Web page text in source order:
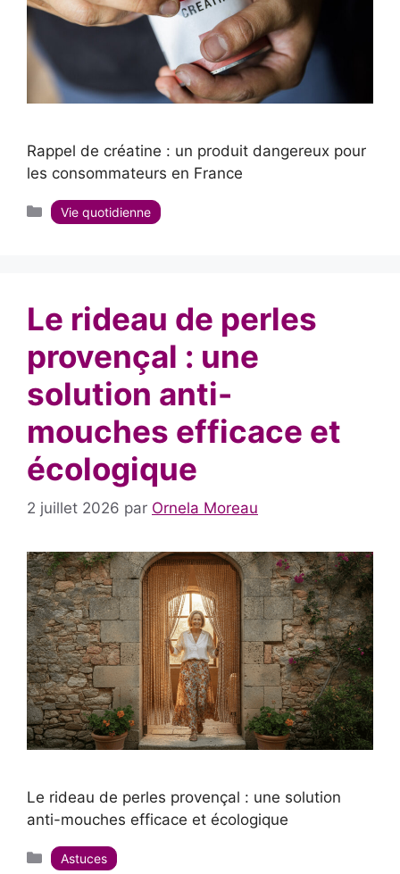
Rappel de créatine : un produit dangereux pour
les consommateurs en France
Catégories
Vie quotidienne
Le rideau de perles
provençal : une
solution anti-
mouches efficace et
écologique
2 juillet 2026 par Ornela Moreau
Le rideau de perles provençal : une solution
anti-mouches efficace et écologique
Catégories
Astuces